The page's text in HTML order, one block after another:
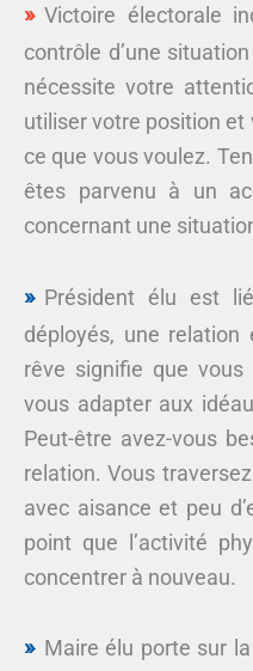
Victoire électorale
contrôle d’une
nécessite votre
utiliser votre position
ce que vous voulez.
êtes parvenu à un
concernant une
Président élu est
déployés, une
rêve signifie que
vous adapter aux
Peut-être avez-vous
relation. Vous
avec aisance et peu
point que l’activité
concentrer à nouveau.
Maire élu porte sur